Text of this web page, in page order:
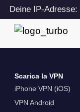
Deine IP-Adresse:
216.73.217.2
Scarica la VPN
iPhone VPN (iOS)
VPN Android